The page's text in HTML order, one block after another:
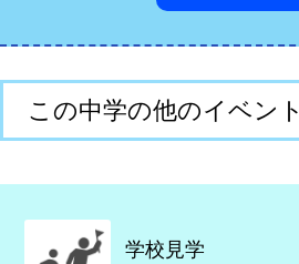
この中学の他のイベント
学校見学